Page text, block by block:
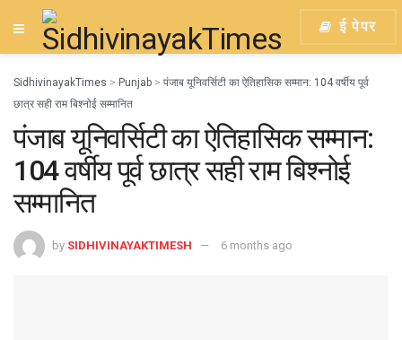
ई पेपर
SidhivinayakTimes > Punjab > पंजाब यूनिवर्सिटी का ऐतिहासिक सम्मान: 104 वर्षीय पूर्व
छात्र सही राम बिश्नोई सम्मानित
पंजाब यूनिवर्सिटी का ऐतिहासिक सम्मान:
104 वर्षीय पूर्व छात्र सही राम बिश्नोई
सम्मानित
by SIDHIVINAYAKTIMESH 6 months ago